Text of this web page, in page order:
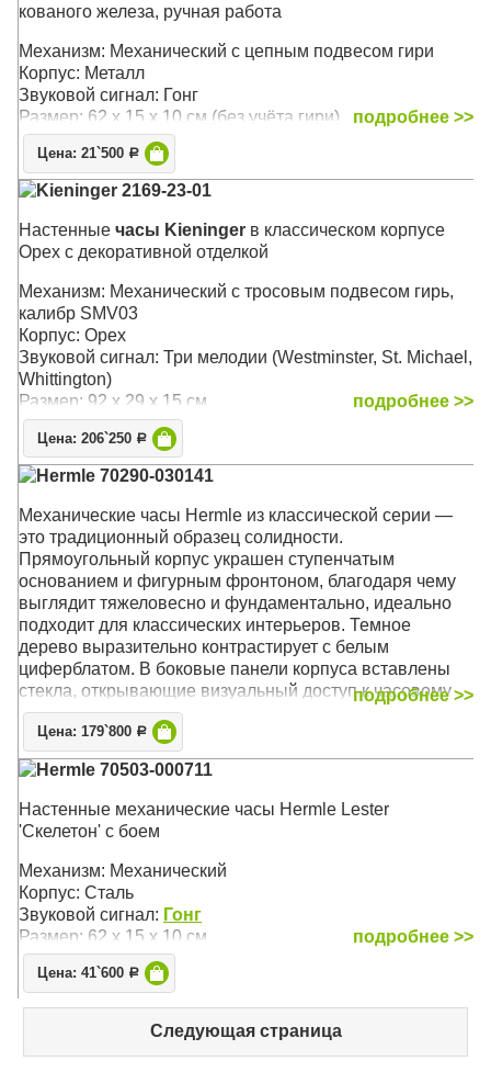
кованого железа, ручная работа
Механизм: Механический с цепным подвесом гири
Корпус: Металл
Звуковой сигнал: Гонг
Размер: 62 х 15 х 10 см (без учёта гири)
подробнее >>
Цена: 21`500 Р
Kieninger 2169-23-01
Настенные часы Kieninger в классическом корпусе
Орех с декоративной отделкой
Механизм: Механический с тросовым подвесом гирь,
калибр SMV03
Корпус: Орех
Звуковой сигнал: Три мелодии (Westminster, St. Michael,
Whittington)
Размер: 92 x 29 x 15 см
подробнее >>
Цена: 206`250 Р
Hermle 70290-030141
Механические часы Hermle из классической серии —
это традиционный образец солидности.
Прямоугольный корпус украшен ступенчатым
основанием и фигурным фронтоном, благодаря чему
выглядит тяжеловесно и фундаментально, идеально
подходит для классических интерьеров. Темное
дерево выразительно контрастирует с белым
циферблатом. В боковые панели корпуса вставлены
стекла, открывающие визуальный доступ к часовому
механизму. Такое произведение немецких мастеров
может быть установлены в гостиной, кабинете или
просторном холле
Механизм: Механический
Звуковой сигнал: Бим-Бом
Размер: 66 х 34 х 16,5 см
подробнее >>
Цена: 179`800 Р
Hermle 70503-000711
Настенные механические часы Hermle Lester
'Скелетон' с боем
Механизм: Механический
Корпус: Сталь
Звуковой сигнал: Гонг
Размер: 62 х 15 х 10 см
подробнее >>
Цена: 41`600 Р
Следующая страница